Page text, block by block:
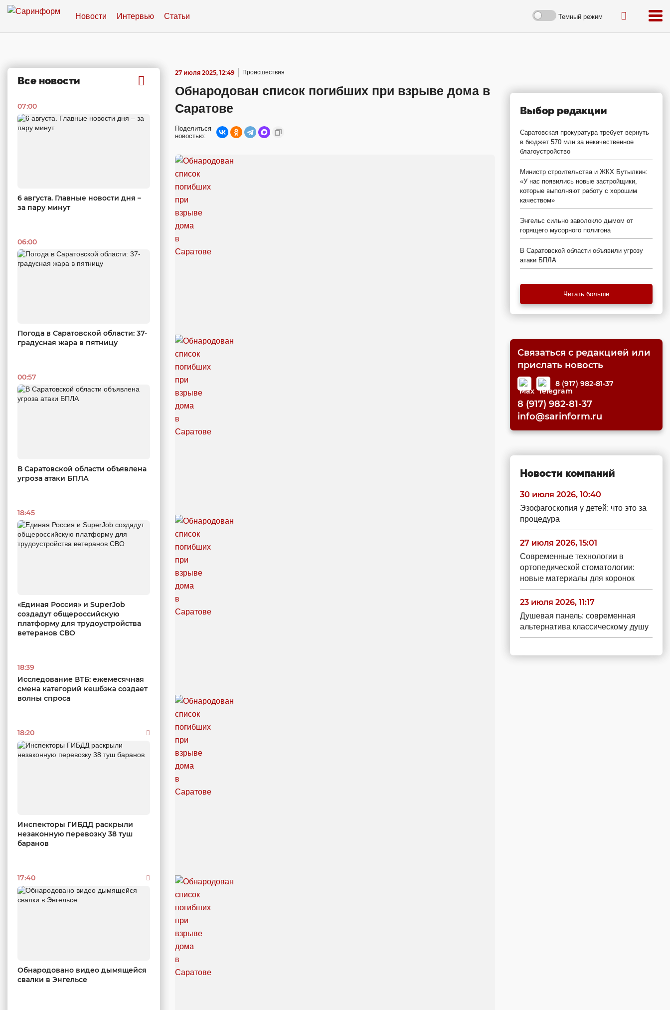
Новости Интервью Статьи Темный режим
Все новости
07:00
6 августа. Главные новости дня –
за пару минут
06:00
Погода в Саратовской области: 37-
градусная жара в пятницу
00:57
В Саратовской области объявлена
угроза атаки БПЛА
18:45
«Единая Россия» и SuperJob
создадут общероссийскую
платформу для трудоустройства
ветеранов СВО
18:39
Исследование ВТБ: ежемесячная
смена категорий кешбэка создает
волны спроса
18:20
Инспекторы ГИБДД раскрыли
незаконную перевозку 38 туш
баранов
17:40
Обнародовано видео дымящейся
свалки в Энгельсе
27 июля 2025, 12:49 Происшествия
Обнародован список погибших при взрыве дома в
Саратове
Поделиться
новостью:
Выбор редакции
Саратовская прокуратура требует вернуть
в бюджет 570 млн за некачественное
благоустройство
Министр строительства и ЖКХ Бутылкин:
«У нас появились новые застройщики,
которые выполняют работу с хорошим
качеством»
Энгельс сильно заволокло дымом от
горящего мусорного полигона
В Саратовской области объявили угрозу
атаки БПЛА
Читать больше
Связаться с редакцией или
прислать новость
8 (917) 982-81-37
8 (917) 982-81-37
info@sarinform.ru
Новости компаний
30 июля 2026, 10:40
Эзофагоскопия у детей: что это за
процедура
27 июля 2026, 15:01
Современные технологии в
ортопедической стоматологии:
новые материалы для коронок
23 июля 2026, 11:17
Душевая панель: современная
альтернатива классическому душу